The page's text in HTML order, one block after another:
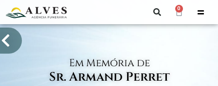
0
Em Memória de
Sr. Armand Perret